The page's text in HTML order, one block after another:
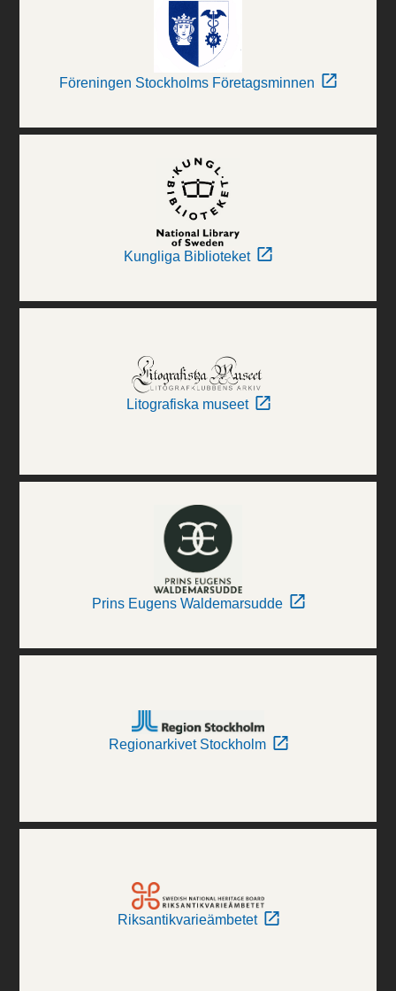
Föreningen Stockholms Företagsminnen
Kungliga Biblioteket
Litografiska museet
Prins Eugens Waldemarsudde
Regionarkivet Stockholm
Riksantikvarieämbetet